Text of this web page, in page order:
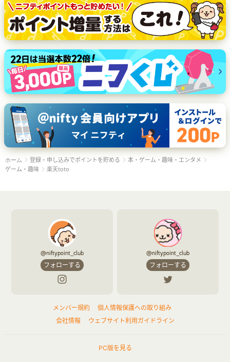
ホーム 登録・申し込みでポイントを貯める
本・ゲーム・趣味・エンタメ
ゲーム・趣味
楽天toto
@niftypoint_club
フォローする
@niftypoint_club
フォローする
メンバー規約
個人情報保護への取り組み
会社情報
ウェブサイト利用ガイドライン
PC版を見る